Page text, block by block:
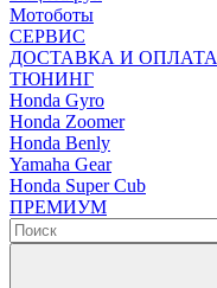
Мотоботы
СЕРВИС
ДОСТАВКА И ОПЛАТА
ТЮНИНГ
Honda Gyro
Honda Zoomer
Honda Benly
Yamaha Gear
Honda Super Cub
ПРЕМИУМ